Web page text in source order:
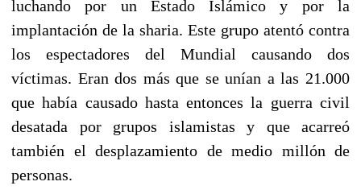
luchando por un Estado Islámico y por la
implantación de la sharia. Este grupo atentó contra
los espectadores del Mundial causando dos
víctimas. Eran dos más que se unían a las 21.000
que había causado hasta entonces la guerra civil
desatada por grupos islamistas y que acarreó
también el desplazamiento de medio millón de
personas.